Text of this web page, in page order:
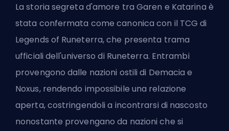
La storia segreta d'amore tra Garen e Katarina è
stata confermata come canonica con il TCG di
Legends of Runeterra, che presenta trama
ufficiali dell'universo di Runeterra. Entrambi
provengono dalle nazioni ostili di Demacia e
Noxus, rendendo impossibile una relazione
aperta, costringendoli a incontrarsi di nascosto
nonostante provengano da nazioni che si